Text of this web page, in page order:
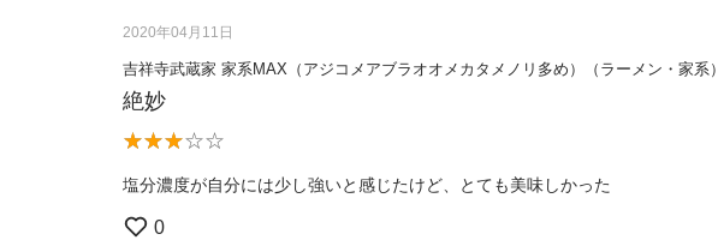
2020年04月11日
吉祥寺武蔵家 家系MAX（アジコメアブラオオメカタメノリ多め）（ラーメン・家系）
絶妙
塩分濃度が自分には少し強いと感じたけど、とても美味しかった
0